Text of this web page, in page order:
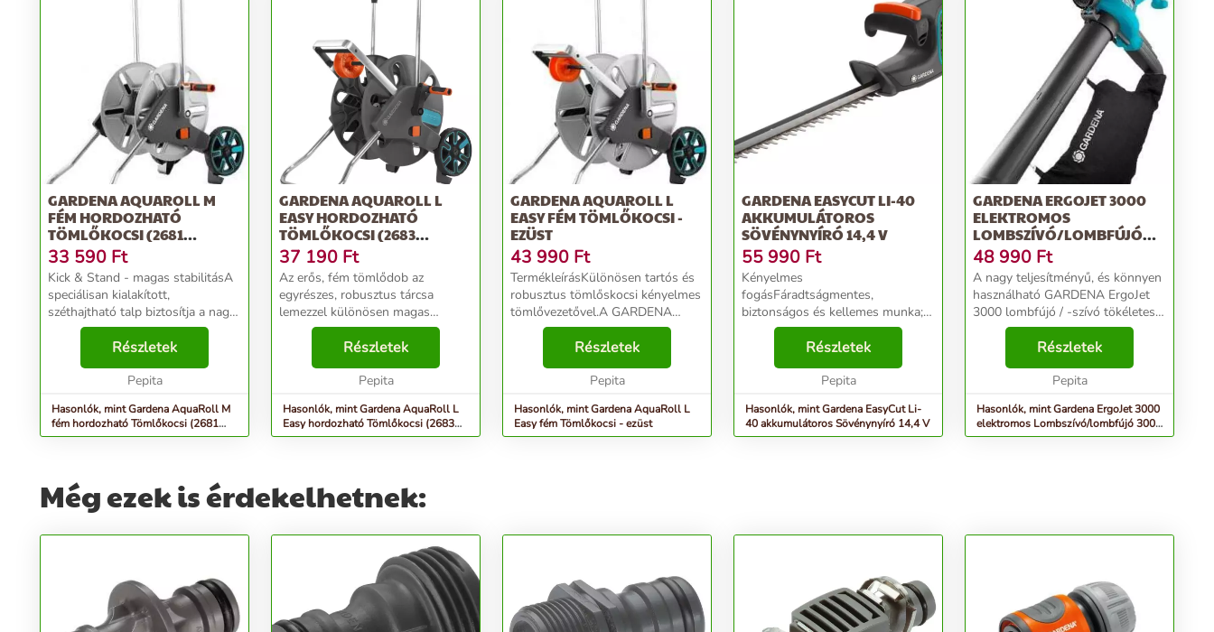
GARDENA AQUAROLL M
FÉM HORDOZHATÓ
TÖMLŐKOCSI (2681
UTÓDJA) - EZÜST
33 590 Ft
Kick & Stand - magas stabilitásA
speciálisan kialakított,
széthajtható talp biztosítja a nagy
stabilitást. Ez megkönnyíti az
öntözést, mivel a tömlő kocsi is
ellenáll a tömlő húzásakor.Nagy
Részletek
Pepita
Hasonlók, mint Gardena AquaRoll M
fém hordozható Tömlőkocsi (2681
utódja) - ezüst
GARDENA AQUAROLL L
EASY HORDOZHATÓ
TÖMLŐKOCSI (2683
UTÓDJA) - SZÜRKE
37 190 Ft
Az erős, fém tömlődob az
egyrészes, robusztus tárcsa
lemezzel különösen magas
tartósságot és stabilitást biztosít.
A speciálisan kialakított kihajtható
láb garantálja a magasfokú
stabilitást. Ez segít...
Részletek
Pepita
Hasonlók, mint Gardena AquaRoll L
Easy hordozható Tömlőkocsi (2683
utódja) - szürke
GARDENA AQUAROLL L
EASY FÉM TÖMLŐKOCSI -
EZÜST
43 990 Ft
TermékleírásKülönösen tartós és
robusztus tömlőskocsi kényelmes
tömlővezetővel.A GARDENA
AquaRoll L Easy fém tömlőskocsi
kiemelkedően tartós és robusztus,
még a legkomolyabb kerti
igénybevétellel is e...
Részletek
Pepita
Hasonlók, mint Gardena AquaRoll L
Easy fém Tömlőkocsi - ezüst
GARDENA EASYCUT LI-40
AKKUMULÁTOROS
SÖVÉNYNYÍRÓ 14,4 V
55 990 Ft
Kényelmes
fogásFáradtságmentes,
biztonságos és kellemes munka; a
sövénynyíró az ergonómikus alakú
fogantyúnak köszönhetően jól
kézre áll.Optimális vágási
eredményekA kések ellenkező
Részletek
Pepita
Hasonlók, mint Gardena EasyCut Li-
40 akkumulátoros Sövénynyíró 14,4 V
GARDENA ERGOJET 3000
ELEKTROMOS
LOMBSZÍVÓ/LOMBFÚJÓ
3000 W, FEKETE-KÉK
48 990 Ft
A nagy teljesítményű, és könnyen
használható GARDENA ErgoJet
3000 lombfújó / -szívó tökéletes a
falevelek fújásához, szívásához és
aprításához, hogy kertje rendezett
legyen. A szívó- és fújó funkció k...
Részletek
Pepita
Hasonlók, mint Gardena ErgoJet 3000
elektromos Lombszívó/lombfújó 3000
W, Fekete-kék
Még ezek is érdekelhetnek: